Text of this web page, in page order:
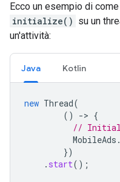
Ecco un esempio di
initialize() su un
un'attività:
Java Kotlin
new Thread(
()
-> {
//
MobileAds .
})
. start();